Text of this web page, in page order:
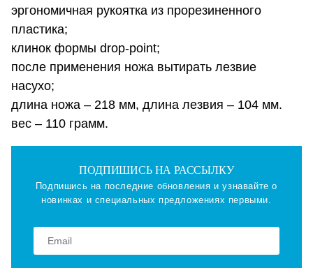
эргономичная рукоятка из прорезиненного
пластика;
клинок формы drop-point;
после применения ножа вытирать лезвие
насухо;
длина ножа – 218 мм, длина лезвия – 104 мм.
вес – 110 грамм.
ПОДПИШИСЬ НА РАССЫЛКУ
Подпишись на последние обновления и узнавайте о
новинках и специальных предложениях первыми.